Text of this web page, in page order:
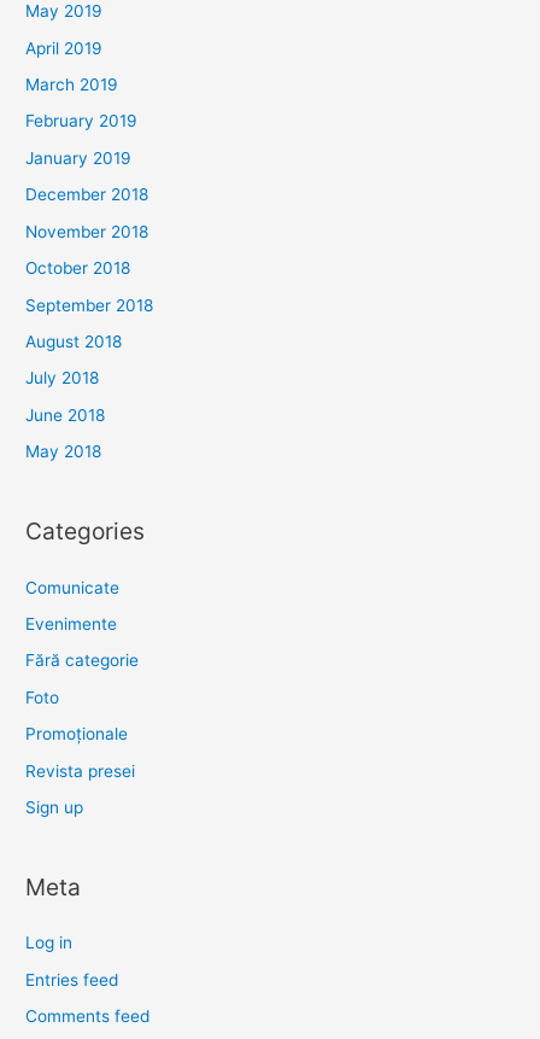
May 2019
April 2019
March 2019
February 2019
January 2019
December 2018
November 2018
October 2018
September 2018
August 2018
July 2018
June 2018
May 2018
Categories
Comunicate
Evenimente
Fără categorie
Foto
Promoționale
Revista presei
Sign up
Meta
Log in
Entries feed
Comments feed